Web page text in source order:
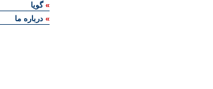
»گويا
» درباره ما